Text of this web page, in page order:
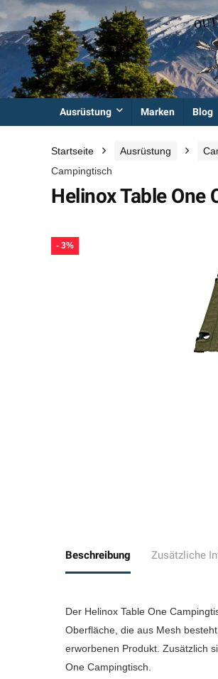
Ausrüstung Marken Blog
Startseite Ausrüstung
Campingtisch
Helinox Table One
- 3%
Beschreibung Zusätzliche
Der Helinox Table One
Oberfläche, die aus Mesh
erworbenen Produkt. Zusätzlich
One Campingtisch.